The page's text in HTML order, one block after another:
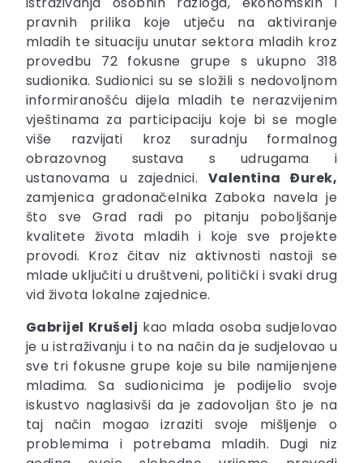
pravnih prilika koje utječu na aktiviranje
mladih te situaciju unutar sektora mladih kroz
provedbu 72 fokusne grupe s ukupno 318
sudionika. Sudionici su se složili s nedovoljnom
informiranošću dijela mladih te nerazvijenim
vještinama za participaciju koje bi se mogle
više razvijati kroz suradnju formalnog
obrazovnog sustava s udrugama i
ustanovama u zajednici. Valentina Đurek,
zamjenica gradonačelnika Zaboka navela je
što sve Grad radi po pitanju poboljšanje
kvalitete života mladih i koje sve projekte
provodi. Kroz čitav niz aktivnosti nastoji se
mlade uključiti u društveni, politički i svaki drug
vid života lokalne zajednice.
Gabrijel Krušelj kao mlada osoba sudjelovao
je u istraživanju i to na način da je sudjelovao u
sve tri fokusne grupe koje su bile namijenjene
mladima. Sa sudionicima je podijelio svoje
iskustvo naglasivši da je zadovoljan što je na
taj način mogao izraziti svoje mišljenje o
problemima i potrebama mladih. Dugi niz